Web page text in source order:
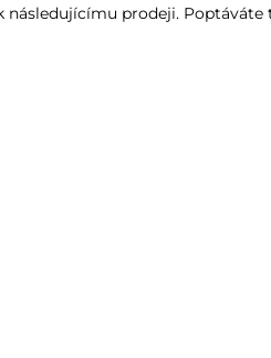
prodeji.